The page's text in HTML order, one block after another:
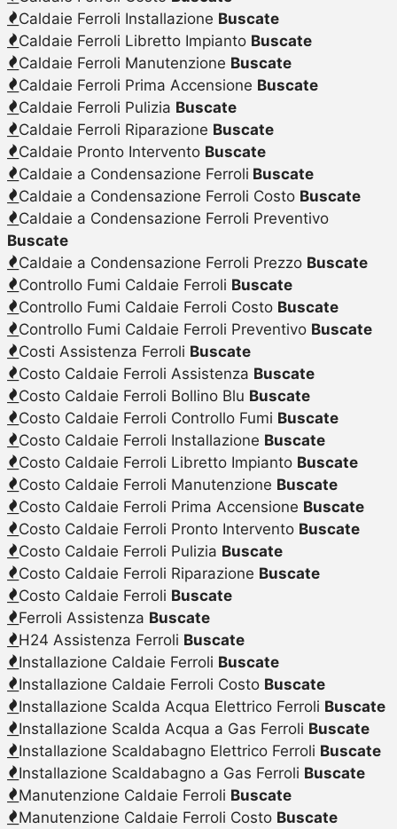
Caldaie Ferroli Installazione Buscate
Caldaie Ferroli Libretto Impianto Buscate
Caldaie Ferroli Manutenzione Buscate
Caldaie Ferroli Prima Accensione Buscate
Caldaie Ferroli Pulizia Buscate
Caldaie Ferroli Riparazione Buscate
Caldaie Pronto Intervento Buscate
Caldaie a Condensazione Ferroli Buscate
Caldaie a Condensazione Ferroli Costo Buscate
Caldaie a Condensazione Ferroli Preventivo
Buscate
Caldaie a Condensazione Ferroli Prezzo Buscate
Controllo Fumi Caldaie Ferroli Buscate
Controllo Fumi Caldaie Ferroli Costo Buscate
Controllo Fumi Caldaie Ferroli Preventivo Buscate
Costi Assistenza Ferroli Buscate
Costo Caldaie Ferroli Assistenza Buscate
Costo Caldaie Ferroli Bollino Blu Buscate
Costo Caldaie Ferroli Controllo Fumi Buscate
Costo Caldaie Ferroli Installazione Buscate
Costo Caldaie Ferroli Libretto Impianto Buscate
Costo Caldaie Ferroli Manutenzione Buscate
Costo Caldaie Ferroli Prima Accensione Buscate
Costo Caldaie Ferroli Pronto Intervento Buscate
Costo Caldaie Ferroli Pulizia Buscate
Costo Caldaie Ferroli Riparazione Buscate
Costo Caldaie Ferroli Buscate
Ferroli Assistenza Buscate
H24 Assistenza Ferroli Buscate
Installazione Caldaie Ferroli Buscate
Installazione Caldaie Ferroli Costo Buscate
Installazione Scalda Acqua Elettrico Ferroli Buscate
Installazione Scalda Acqua a Gas Ferroli Buscate
Installazione Scaldabagno Elettrico Ferroli Buscate
Installazione Scaldabagno a Gas Ferroli Buscate
Manutenzione Caldaie Ferroli Buscate
Manutenzione Caldaie Ferroli Costo Buscate